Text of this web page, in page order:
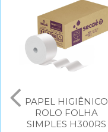
PAPEL HIGIÊNICO
ROLO FOLHA
SIMPLES H300RS